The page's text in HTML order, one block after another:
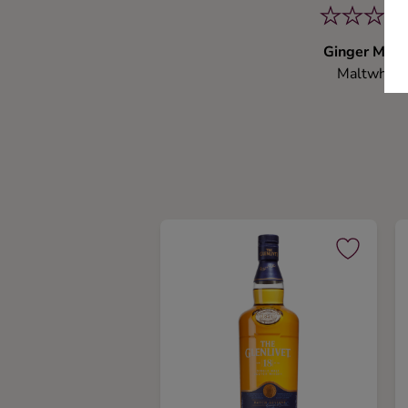
Ginger
Maltwhisky